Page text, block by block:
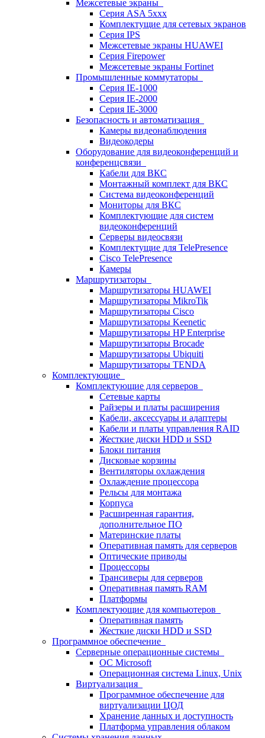
Межсетевые экраны
Серия ASA 5xxx
Комплектущие для сетевых экранов
Серия IPS
Межсетевые экраны HUAWEI
Серия Firepower
Межсетевые экраны Fortinet
Промышленные коммутаторы
Серия IE-1000
Серия IE-2000
Серия IE-3000
Безопасность и автоматизация
Камеры видеонаблюдения
Видеокодеры
Оборудование для видеоконференций и
конференцсвязи
Кабели для ВКС
Монтажный комплект для ВКС
Система видеоконференций
Мониторы для ВКС
Комплектующие для систем
видеоконференций
Серверы видеосвязи
Комплектущие для TelePresence
Cisco TelePresence
Камеры
Маршрутизаторы
Маршрутизаторы HUAWEI
Маршрутизаторы MikroTik
Маршрутизаторы Cisco
Маршрутизаторы Keenetic
Маршрутизаторы HP Enterprise
Маршрутизаторы Brocade
Маршрутизаторы Ubiquiti
Маршрутизаторы TENDA
Комплектующие
Комплектующие для серверов
Сетевые карты
Райзеры и платы расширения
Кабели, аксессуары и адаптеры
Кабели и платы управления RAID
Жесткие диски HDD и SSD
Блоки питания
Дисковые корзины
Вентиляторы охлаждения
Охлаждение процессора
Рельсы для монтажа
Корпуса
Расширенная гарантия,
дополнительное ПО
Материнские платы
Оперативная память для серверов
Оптические приводы
Процессоры
Трансиверы для серверов
Оперативная память RAM
Платформы
Комплектующие для компьютеров
Оперативная память
Жесткие диски HDD и SSD
Программное обеспечение
Серверные операционные системы
ОС Microsoft
Операционная система Linux, Unix
Виртуализация
Программное обеспечение для
виртуализации ЦОД
Хранение данных и доступность
Платформа управления облаком